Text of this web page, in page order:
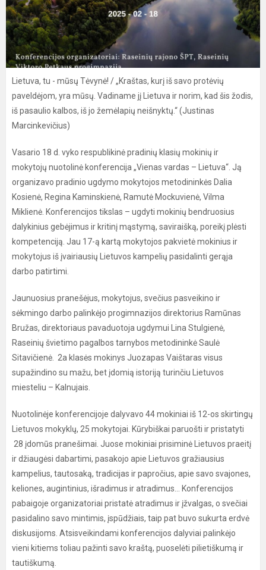
Lietuva, tu - mūsų Tėvynė! / „Kraštas, kurį iš savo protėvių
paveldėjom, yra mūsų. Vadiname jį Lietuva ir norim, kad šis žodis,
iš pasaulio kalbos, iš jo žemėlapių neišnyktų.“ (Justinas
Marcinkevičius)
Vasario 18 d. vyko respublikinė pradinių klasių mokinių ir
mokytojų nuotolinė konferencija „Vienas vardas – Lietuva“. Ją
organizavo pradinio ugdymo mokytojos metodininkės Dalia
Kosienė, Regina Kaminskienė, Ramutė Mockuvienė, Vilma
Miklienė. Konferencijos tikslas – ugdyti mokinių bendruosius
dalykinius gebėjimus ir kritinį mąstymą, saviraišką, poreikį plėsti
kompetenciją. Jau 17-ą kartą mokytojos pakvietė mokinius ir
mokytojus iš įvairiausių Lietuvos kampelių pasidalinti gerąja
darbo patirtimi.
Jaunuosius pranešėjus, mokytojus, svečius pasveikino ir
sėkmingo darbo palinkėjo progimnazijos direktorius Ramūnas
Bružas, direktoriaus pavaduotoja ugdymui Lina Stulgienė,
Raseinių švietimo pagalbos tarnybos metodininkė Saulė
Sitavičienė. 2a klasės mokinys Juozapas Vaištaras visus
supažindino su mažu, bet įdomią istoriją turinčiu Lietuvos
miesteliu – Kalnujais.
Nuotolinėje konferencijoje dalyvavo 44 mokiniai iš 12-os skirtingų
Lietuvos mokyklų, 25 mokytojai. Kūrybiškai paruošti ir pristatyti
28 įdomūs pranešimai. Juose mokiniai prisiminė Lietuvos praeitį
ir džiaugėsi dabartimi, pasakojo apie Lietuvos gražiausius
kampelius, tautosaką, tradicijas ir papročius, apie savo svajones,
keliones, augintinius, išradimus ir atradimus... Konferencijos
pabaigoje organizatoriai pristatė atradimus ir įžvalgas, o svečiai
pasidalino savo mintimis, įspūdžiais, taip pat buvo sukurta erdvė
diskusijoms. Atsisveikindami konferencijos dalyviai palinkėjo
vieni kitiems toliau pažinti savo kraštą, puoselėti pilietiškumą ir
tautiškumą.